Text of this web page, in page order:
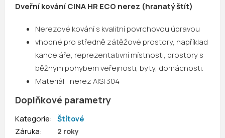
Dveřní kování CINA HR ECO nerez (hranatý štít)
Nerezové kování s kvalitní povrchovou úpravou
vhodné pro středně zátěžové prostory, například
kanceláře, reprezentativní místnosti, prostory s
běžným pohybem veřejnosti, byty, domácnosti.
Materiál : nerez AISI 304
Doplňkové parametry
Kategorie: Štítové
Záruka: 2 roky